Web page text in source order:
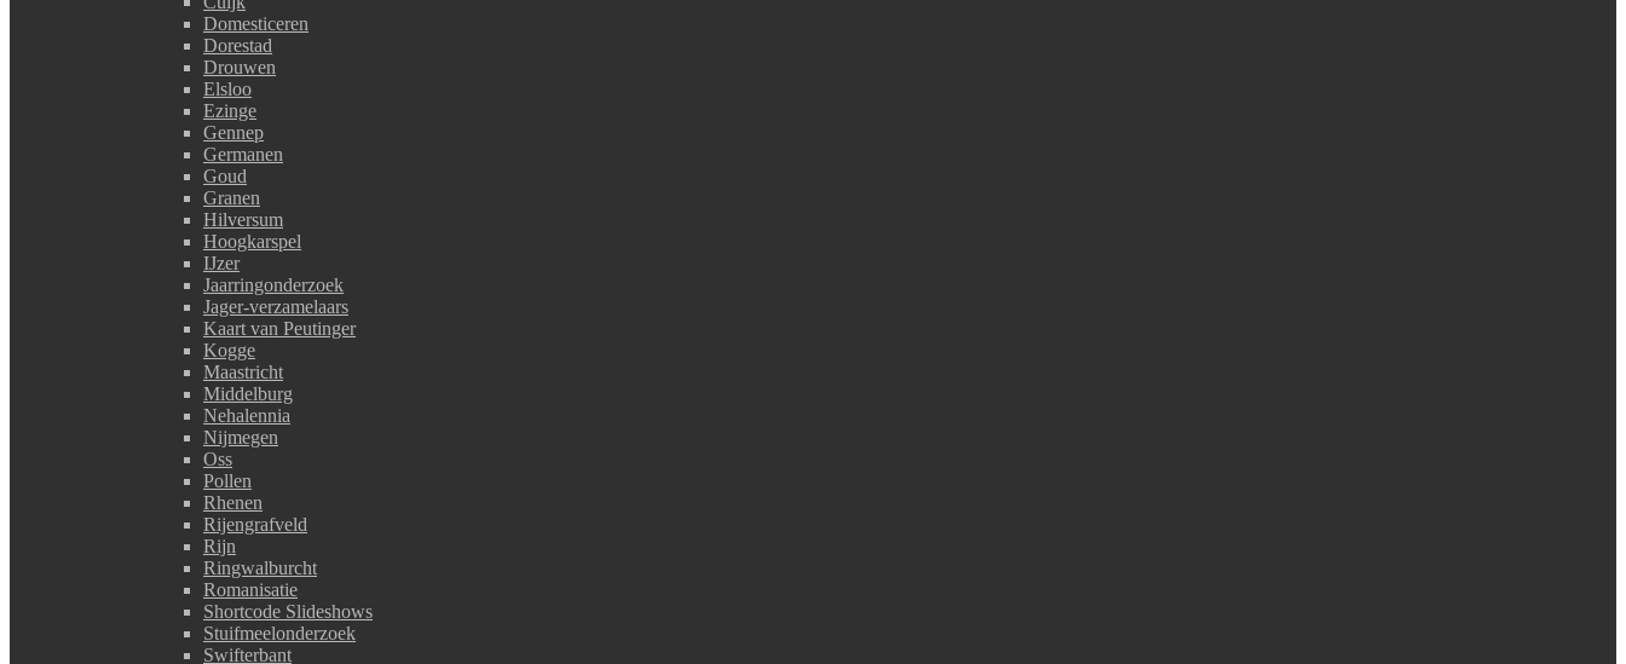
Domesticeren
Dorestad
Drouwen
Elsloo
Ezinge
Gennep
Germanen
Goud
Granen
Hilversum
Hoogkarspel
IJzer
Jaarringonderzoek
Jager-verzamelaars
Kaart van Peutinger
Kogge
Maastricht
Middelburg
Nehalennia
Nijmegen
Oss
Pollen
Rhenen
Rijengrafveld
Rijn
Ringwalburcht
Romanisatie
Shortcode Slideshows
Stuifmeelonderzoek
Swifterbant